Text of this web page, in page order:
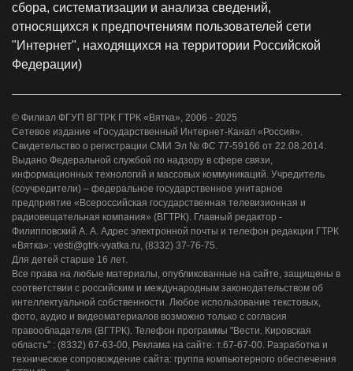
сбора, систематизации и анализа сведений,
относящихся к предпочтениям пользователей сети
"Интернет", находящихся на территории Российской
Федерации)
© Филиал ФГУП ВГТРК ГТРК «Вятка», 2006 - 2025
Сетевое издание «Государственный Интернет-Канал «Россия».
Свидетельство о регистрации СМИ Эл № ФС 77-59166 от 22.08.2014.
Выдано Федеральной службой по надзору в сфере связи,
информационных технологий и массовых коммуникаций. Учредитель
(соучредители) – федеральное государственное унитарное
предприятие «Всероссийская государственная телевизионная и
радиовещательная компания» (ВГТРК). Главный редактор -
Филипповский А. А. Адрес электронной почты и телефон редакции ГТРК
«Вятка»: vesti@gtrk-vyatka.ru, (8332) 37-76-75.
Для детей старше 16 лет.
Все права на любые материалы, опубликованные на сайте, защищены в
соответствии с российским и международным законодательством об
интеллектуальной собственности. Любое использование текстовых,
фото, аудио и видеоматериалов возможно только с согласия
правообладателя (ВГТРК). Телефон программы "Вести. Кировская
область" : (8332) 67-63-00, Реклама на сайте: т.67-67-00. Разработка и
техническое сопровождение сайта: группа компьютерного обеспечения